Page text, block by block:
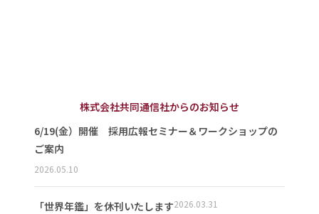
株式会社共同通信社からのお知らせ
6/19(金）開催 採用広報セミナー＆ワークショップの
ご案内
2026.05.10
「世界年鑑」を休刊いたします2026.03.31